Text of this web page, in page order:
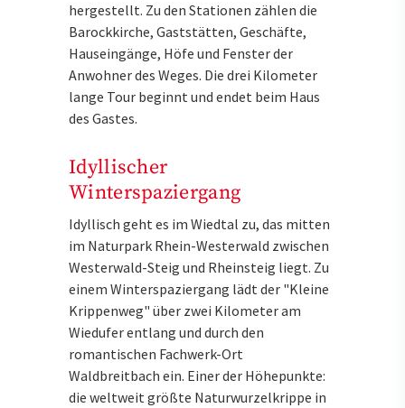
hergestellt. Zu den Stationen zählen die
Barockkirche, Gaststätten, Geschäfte,
Hauseingänge, Höfe und Fenster der
Anwohner des Weges. Die drei Kilometer
lange Tour beginnt und endet beim Haus
des Gastes.
Idyllischer
Winterspaziergang
Idyllisch geht es im Wiedtal zu, das mitten
im Naturpark Rhein-Westerwald zwischen
Westerwald-Steig und Rheinsteig liegt. Zu
einem Winterspaziergang lädt der "Kleine
Krippenweg" über zwei Kilometer am
Wiedufer entlang und durch den
romantischen Fachwerk-Ort
Waldbreitbach ein. Einer der Höhepunkte:
die weltweit größte Naturwurzelkrippe in